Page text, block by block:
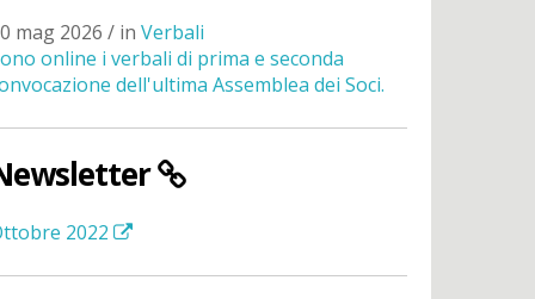
mag 2026 / in Verbali
online i verbali di prima e seconda
dell'ultima Assemblea dei Soci.
2022